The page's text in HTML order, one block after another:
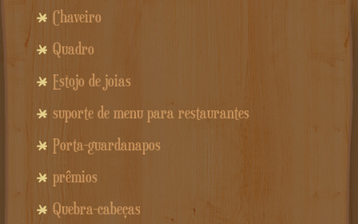
Chaveiro
Quadro
Estojo de joias
suporte de menu para restaurantes
Porta-guardanapos
prêmios
Quebra-cabeças